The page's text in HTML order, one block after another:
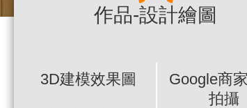
作品-設計繪圖
3D建模效果圖
Google商
拍攝